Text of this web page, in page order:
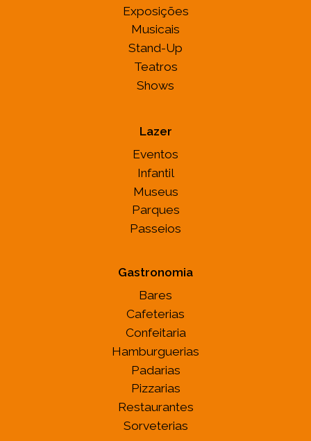
Exposições
Musicais
Stand-Up
Teatros
Shows
Lazer
Eventos
Infantil
Museus
Parques
Passeios
Gastronomia
Bares
Cafeterias
Confeitaria
Hamburguerias
Padarias
Pizzarias
Restaurantes
Sorveterias